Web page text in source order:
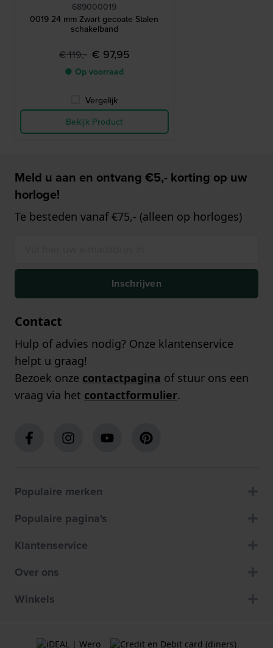
689000019
0019 24 mm Zwart gecoate Stalen
schakelband
€ 119,- € 97,95
● Op voorraad
Vergelijk
Bekijk Product
Meld u aan en ontvang €5,- korting op uw
horloge!
Te besteden vanaf €75,- (alleen op horloges)
Inschrijven
Contact
Hulp of advies nodig? Onze klantenservice
helpt u graag!
Bezoek onze contactpagina of stuur ons een
vraag via het contactformulier.
Populaire merken
Populaire pagina's
Klantenservice
Over ons
Winkels